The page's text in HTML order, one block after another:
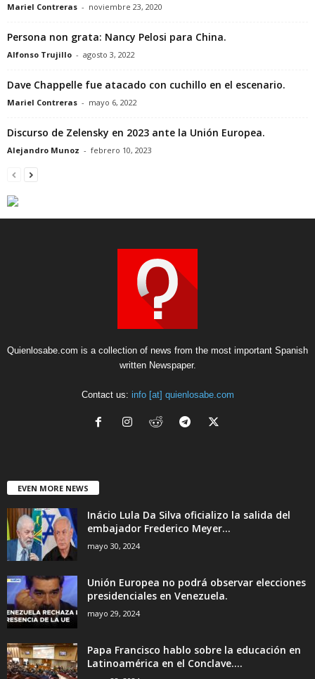
Mariel Contreras - noviembre 23, 2020
Persona non grata: Nancy Pelosi para China.
Alfonso Trujillo - agosto 3, 2022
Dave Chappelle fue atacado con cuchillo en el escenario.
Mariel Contreras - mayo 6, 2022
Discurso de Zelensky en 2023 ante la Unión Europea.
Alejandro Munoz - febrero 10, 2023
Quienlosabe.com is a collection of news from the most important Spanish
written Newspaper.
Contact us: info [at] quienlosabe.com
EVEN MORE NEWS
Inácio Lula Da Silva oficializo la salida del
embajador Frederico Meyer...
mayo 30, 2024
Unión Europea no podrá observar elecciones
presidenciales en Venezuela.
mayo 29, 2024
Papa Francisco hablo sobre la educación en
Latinoamérica en el Conclave....